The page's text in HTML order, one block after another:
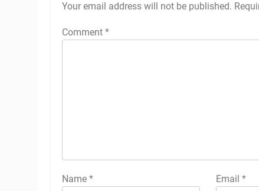
Your email address will not be published.
Comment *
Name * Email *